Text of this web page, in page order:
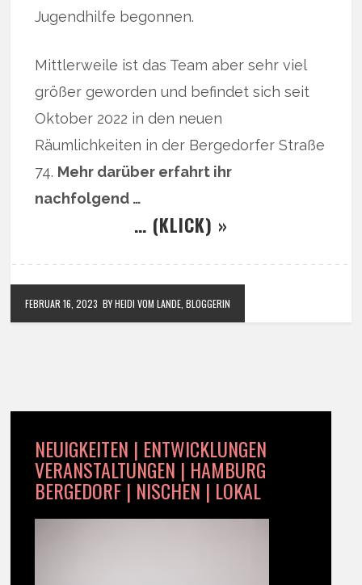
Jugendhilfe begonnen.
Mittlerweile ist das Team aber sehr viel
größer geworden und befindet sich seit
Oktober 2022 in den neuen
Räumlichkeiten in der Bergedorfer Straße
74. Mehr darüber erfahrt ihr
nachfolgend …
… (KLICK) »
FEBRUAR 16, 2023 BY HEIDI VOM LANDE, BLOGGERIN
NEUIGKEITEN | ENTWICKLUNGEN
VERANSTALTUNGEN | HAMBURG
BERGEDORF | NISCHEN | LOKAL